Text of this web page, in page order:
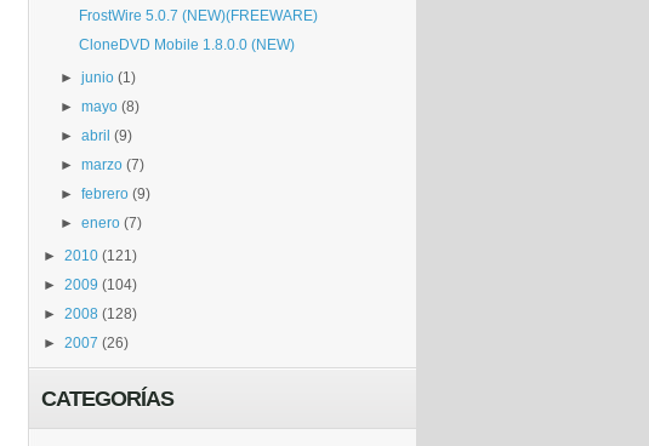
FrostWire 5.0.7 (NEW)(FREEWARE)
CloneDVD Mobile 1.8.0.0 (NEW)
►junio (1)
►mayo (8)
►abril (9)
►marzo (7)
►febrero (9)
►enero (7)
► 2010 (121)
► 2009 (104)
► 2008 (128)
► 2007 (26)
CATEGORÍAS